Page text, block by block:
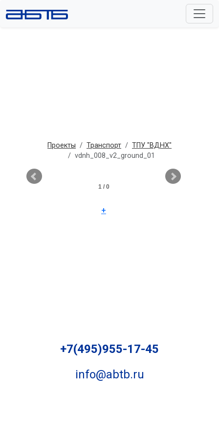
Проекты Транспорт
ТПУ "ВДНХ"
vdnh_008_v2_ground_01
1 / 0
+
+7(495)955-17-45
info@abtb.ru